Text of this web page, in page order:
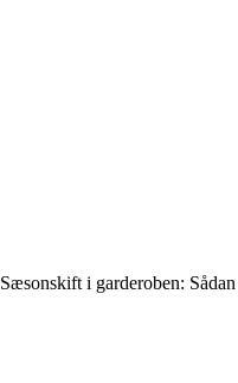
Sæsonskift i garderoben: